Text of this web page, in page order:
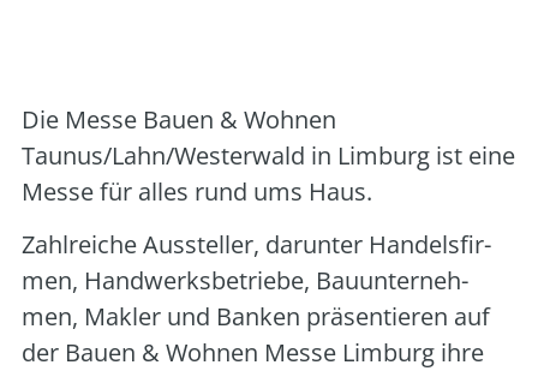
Die Mes­se Bau­en & Woh­nen
Taunus/Lahn/Westerwald in Lim­burg ist eine
Mes­se für alles rund ums Haus.
Zahl­rei­che Aus­stel­ler, dar­un­ter Han­dels­fir­
men, Hand­werks­be­trie­be, Bau­un­ter­neh­
men, Mak­ler und Ban­ken prä­sen­tie­ren auf
der Bau­en & Woh­nen Mes­se Lim­burg ihre